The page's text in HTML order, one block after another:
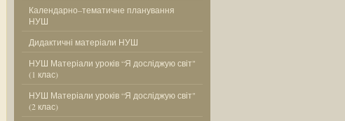
Календарно–тематичне планування
НУШ
Дидактичні матеріали НУШ
НУШ Матеріали уроків “Я досліджую світ"
(1 клас)
НУШ Матеріали уроків “Я досліджую світ"
(2 клас)